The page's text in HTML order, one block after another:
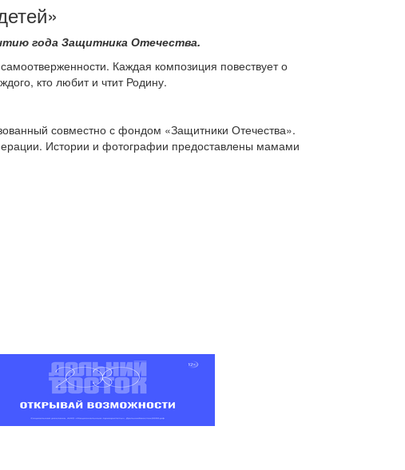
года Защитника Отечества.
Каждая композиция повествует о
кто любит и чтит Родину.
совместно с фондом «Защитники Отечества».
Истории и фотографии предоставлены мамами